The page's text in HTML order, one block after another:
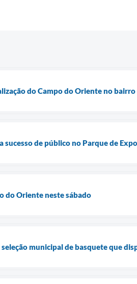
do Campo do Oriente no bairro
de público no Parque de
do Oriente neste sábado
municipal de basquete que